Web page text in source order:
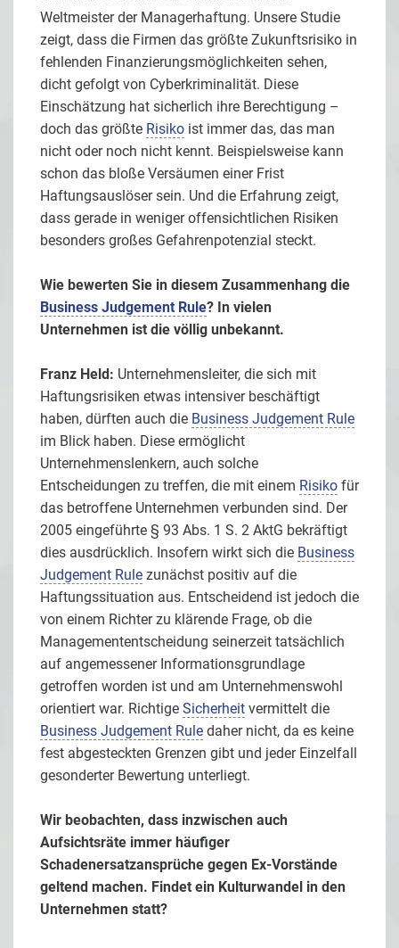
Weltmeister der Managerhaftung. Unsere Studie
zeigt, dass die Firmen das größte Zukunftsrisiko in
fehlenden Finanzierungsmöglichkeiten sehen,
dicht gefolgt von Cyberkriminalität. Diese
Einschätzung hat sicherlich ihre Berechtigung –
doch das größte Risiko ist immer das, das man
nicht oder noch nicht kennt. Beispielsweise kann
schon das bloße Versäumen einer Frist
Haftungsauslöser sein. Und die Erfahrung zeigt,
dass gerade in weniger offensichtlichen Risiken
besonders großes Gefahrenpotenzial steckt.
Wie bewerten Sie in diesem Zusammenhang die
Business Judgement Rule? In vielen
Unternehmen ist die völlig unbekannt.
Franz Held: Unternehmensleiter, die sich mit
Haftungsrisiken etwas intensiver beschäftigt
haben, dürften auch die Business Judgement Rule
im Blick haben. Diese ermöglicht
Unternehmenslenkern, auch solche
Entscheidungen zu treffen, die mit einem Risiko für
das betroffene Unternehmen verbunden sind. Der
2005 eingeführte § 93 Abs. 1 S. 2 AktG bekräftigt
dies ausdrücklich. Insofern wirkt sich die Business
Judgement Rule zunächst positiv auf die
Haftungssituation aus. Entscheidend ist jedoch die
von einem Richter zu klärende Frage, ob die
Managemententscheidung seinerzeit tatsächlich
auf angemessener Informationsgrundlage
getroffen worden ist und am Unternehmenswohl
orientiert war. Richtige Sicherheit vermittelt die
Business Judgement Rule daher nicht, da es keine
fest abgesteckten Grenzen gibt und jeder Einzelfall
gesonderter Bewertung unterliegt.
Wir beobachten, dass inzwischen auch
Aufsichtsräte immer häufiger
Schadenersatzansprüche gegen Ex-Vorstände
geltend machen. Findet ein Kulturwandel in den
Unternehmen statt?